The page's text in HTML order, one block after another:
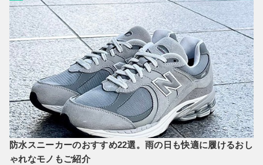
防水スニーカーのおすすめ22選。雨の日も快適に履けるおし
ゃれなモノもご紹介